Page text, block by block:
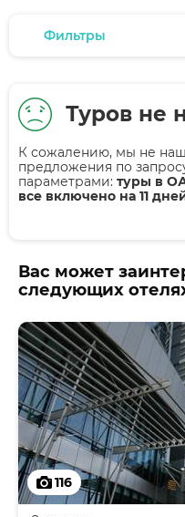
Фильтры
Туров не
К сожалению, мы не
предложения по
параметрами: туры в
все включено на 11
Вас может
следующих
116